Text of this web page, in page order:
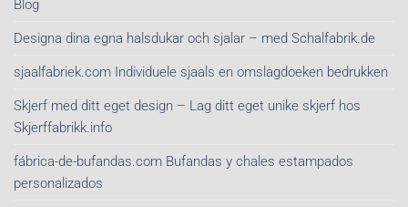
Blog
Designa dina egna halsdukar och sjalar – med Schalfabrik.de
sjaalfabriek.com Individuele sjaals en omslagdoeken bedrukken
Skjerf med ditt eget design – Lag ditt eget unike skjerf hos
Skjerffabrikk.info
fábrica-de-bufandas.com Bufandas y chales estampados
personalizados